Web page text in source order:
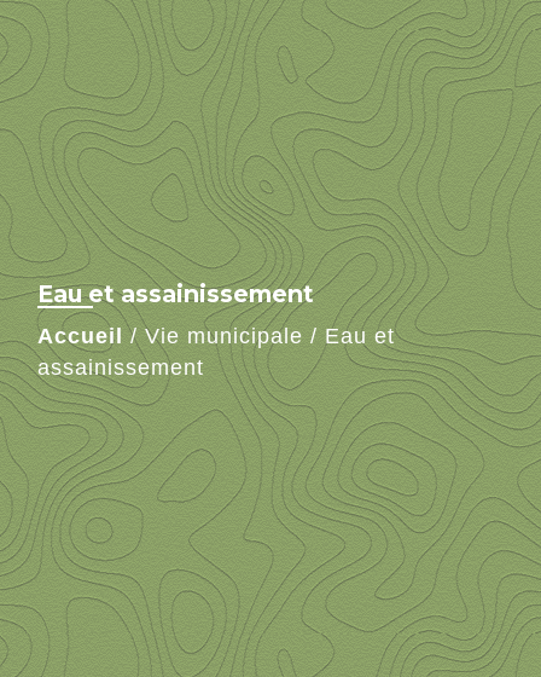
Eau et assainissement
Accueil / Vie municipale / Eau et
assainissement